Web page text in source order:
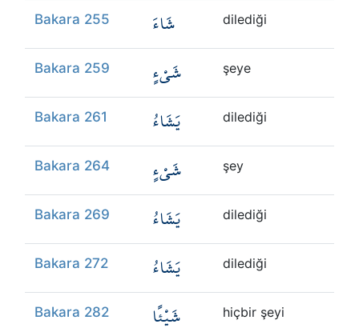
Bakara 255 شَاءَ dilediği
Bakara 259 شَيْءٍ şeye
Bakara 261 يَشَاءُ dilediği
Bakara 264 شَيْءٍ şey
Bakara 269 يَشَاءُ dilediği
Bakara 272 يَشَاءُ dilediği
Bakara 282 شَيْئًا hiçbir şeyi